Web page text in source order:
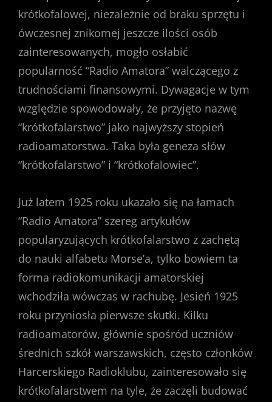
krótkofalowej, niezależnie od braku sprzętu i
ówczesnej znikomej jeszcze ilości osób
zainteresowanych, mogło osłabić
popularność “Radio Amatora” walczącego z
trudnościami finansowymi. Dywagacje w tym
względzie spowodowały, że przyjęto nazwę
“krótkofalarstwo” jako najwyższy stopień
radioamatorstwa. Taka była geneza słów
“krótkofalarstwo” i “krótkofalowiec”.
Już latem 1925 roku ukazało się na łamach
“Radio Amatora” szereg artykułów
popularyzujących krótkofalarstwo z zachętą
do nauki alfabetu Morse’a, tylko bowiem ta
forma radiokomunikacji amatorskiej
wchodziła wówczas w rachubę. Jesień 1925
roku przyniosła pierwsze skutki. Kilku
radioamatorów, głównie spośród uczniów
średnich szkół warszawskich, często członków
Harcerskiego Radioklubu, zainteresowało się
krótkofalarstwem na tyle, że zaczęli budować